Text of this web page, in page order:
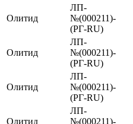
Олитид
ЛП-
№(000211)-
(РГ-RU)
Олитид
ЛП-
№(000211)-
(РГ-RU)
Олитид
ЛП-
№(000211)-
(РГ-RU)
Олитид
ЛП-
№(000211)-